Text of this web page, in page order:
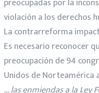
violación a los derechos
La contrarreforma
Es necesario reconocer
preocupación de 94
Unidos de Norteamérica
… las enmiendas a la Ley